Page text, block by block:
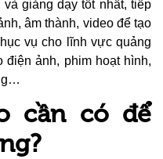
giảng dạy tốt nhất, tiếp
âm thành, video để tạo
vụ cho lĩnh vực quảng
điện ảnh, phim hoạt hình,
cần có để